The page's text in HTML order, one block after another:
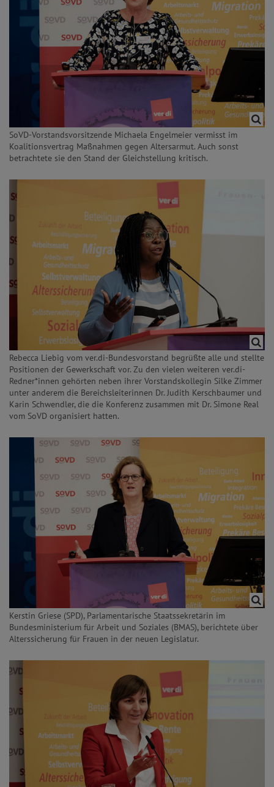
SoVD-Vorstandsvorsitzende Michaela Engelmeier vermisst im
Koalitionsvertrag Maßnahmen gegen Altersarmut. Auch sonst
betrachtete sie den Stand der Gleichstellung kritisch.
Rebecca Liebig vom ver.di-Bundesvorstand begrüßte alle und stellte
Positionen der Gewerkschaft vor. Zu den vielen weiteren ver.di-
Redner*innen gehörten neben ihrer Vorstandskollegin Silke Zimmer
unter anderem die Bereichsleiterinnen Dr. Judith Kerschbaumer und
Karin Schwendler, die die Konferenz zusammen mit Dr. Simone Real
vom SoVD organisiert hatten.
Kerstin Griese (SPD), Parlamentarische Staatssekretärin im
Bundesministerium für Arbeit und Soziales (BMAS), berichtete über
Alterssicherung für Frauen in der neuen Legislatur.